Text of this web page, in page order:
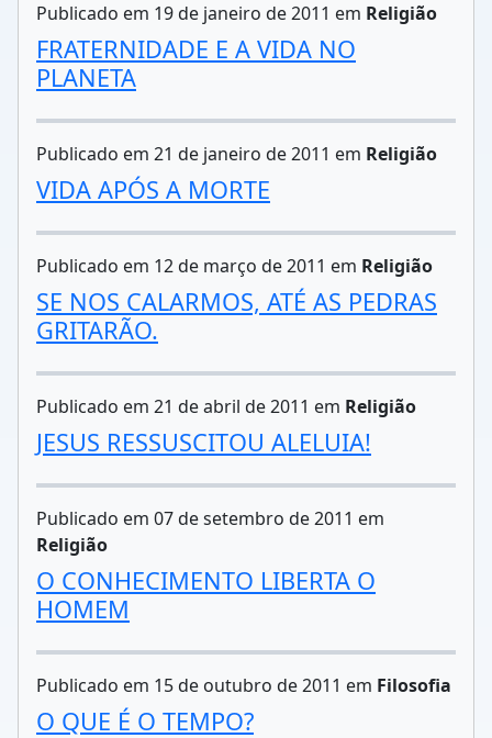
Publicado em 19 de janeiro de 2011 em Religião
FRATERNIDADE E A VIDA NO
PLANETA
Publicado em 21 de janeiro de 2011 em Religião
VIDA APÓS A MORTE
Publicado em 12 de março de 2011 em Religião
SE NOS CALARMOS, ATÉ AS PEDRAS
GRITARÃO.
Publicado em 21 de abril de 2011 em Religião
JESUS RESSUSCITOU ALELUIA!
Publicado em 07 de setembro de 2011 em
Religião
O CONHECIMENTO LIBERTA O
HOMEM
Publicado em 15 de outubro de 2011 em Filosofia
O QUE É O TEMPO?